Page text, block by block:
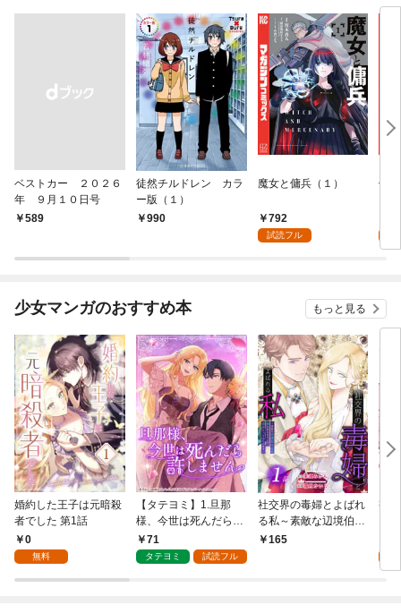
ベストカー ２０２６
年 ９月１０日号
￥589
徒然チルドレン カラ
ー版（１）
990
魔女と傭兵（１）
792
試読フル
信
ガ
９
『
（
少女マンガのおすすめ本 もっと見る
婚約した王子は元暗殺
者でした 第1話
0
無料
【タテヨミ】1.旦那
様、今世は死んだら許
しません
71
タテヨミ 試読フル
社交界の毒婦とよばれ
る私～素敵な辺境伯令
息に腕を折られたの
165
視